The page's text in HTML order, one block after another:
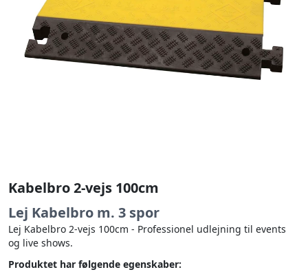
Kabelbro 2-vejs 100cm
Lej Kabelbro m. 3 spor
Lej Kabelbro 2-vejs 100cm - Professionel udlejning til events
og live shows.
Produktet har følgende egenskaber: